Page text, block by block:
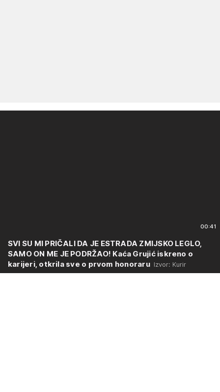
00:41
SVI SU MI PRIČALI DA JE ESTRADA ZMIJSKO LEGLO,
SAMO ON ME JE PODRŽAO! Kaća Grujić iskreno o
karijeri, otkrila sve o prvom honoraruIzvor: Kurir